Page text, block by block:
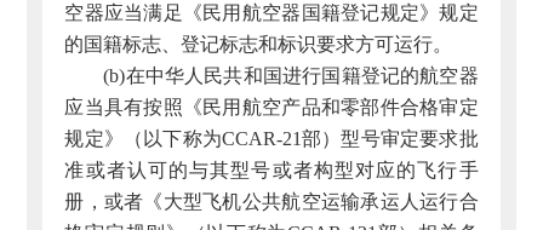
空器应当满足《民用航空器国籍登记规定》规定
的国籍标志、登记标志和标识要求方可运行。
(b)在中华人民共和国进行国籍登记的航空器
应当具有按照《民用航空产品和零部件合格审定
规定》（以下称为CCAR-21部）型号审定要求批
准或者认可的与其型号或者构型对应的飞行手
册，或者《大型飞机公共航空运输承运人运行合